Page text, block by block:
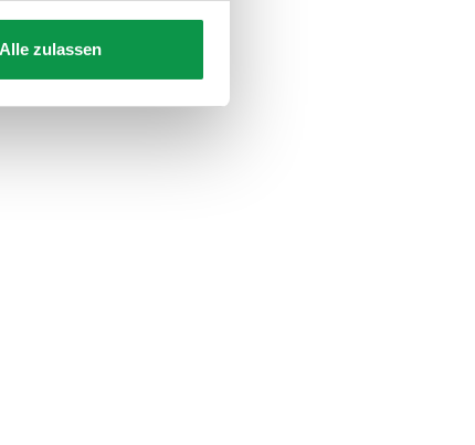
Alle zulassen